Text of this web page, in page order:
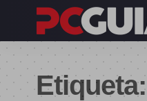
Etiqueta: